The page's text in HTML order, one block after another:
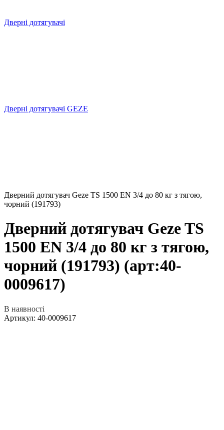
Дверні дотягувачі
Дверні дотягувачі GEZE
Дверний дотягувач Geze TS 1500 EN 3/4 до 80 кг з тягою,
чорний (191793)
Дверний дотягувач Geze TS
1500 EN 3/4 до 80 кг з тягою,
чорний (191793) (арт:40-
0009617)
В наявності
Артикул: 40-0009617